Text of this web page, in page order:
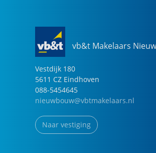
vb&t Makelaars
Vestdijk 180
5611 CZ Eindhoven
088-5454645
nieuwbouw@vbtmakelaars.nl
Naar vestiging